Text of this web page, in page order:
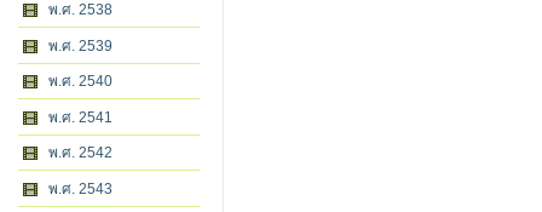
พ.ศ. 2538
พ.ศ. 2539
พ.ศ. 2540
พ.ศ. 2541
พ.ศ. 2542
พ.ศ. 2543